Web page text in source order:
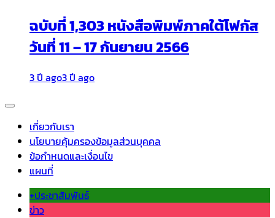
ฉบับที่ 1,303 หนังสือพิมพ์ภาคใต้โฟกัส
วันที่ 11 – 17 กันยายน 2566
3 ปี ago3 ปี ago
เกี่ยวกับเรา
นโยบายคุ้มครองข้อมูลส่วนบุคคล
ข้อกำหนดและเงื่อนไข
แผนที่
+ประชาสัมพันธ์
ข่าว